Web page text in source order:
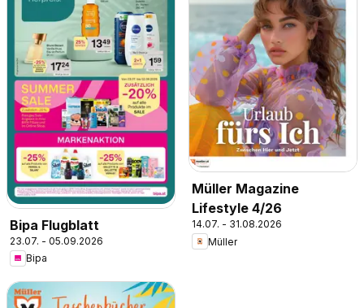
Bipa Flugblatt
23.07. - 05.09.2026
Bipa
Müller Magazine
Lifestyle 4/26
14.07. - 31.08.2026
Müller